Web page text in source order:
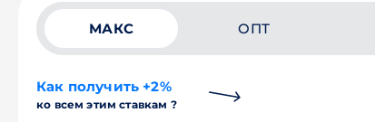
МАКС ОПТ
Как получить +2%
ко всем этим ставкам ?